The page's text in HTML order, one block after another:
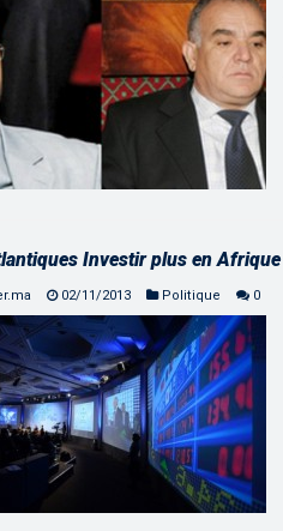
Investir plus en Afrique
02/11/2013 Politique 0